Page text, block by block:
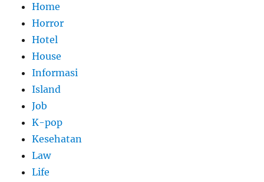
Home
Horror
Hotel
House
Informasi
Island
Job
K-pop
Kesehatan
Law
Life